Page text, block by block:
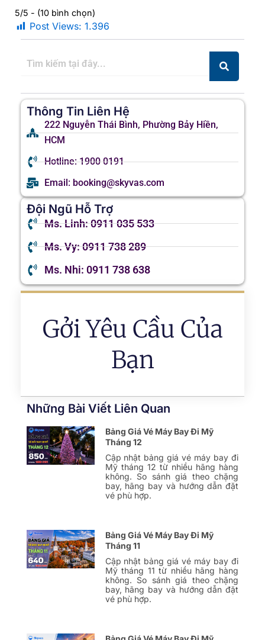
5/5 - (10 bình chọn)
Post Views: 1.396
Thông Tin Liên Hệ
222 Nguyễn Thái Bình, Phường Bảy Hiền,
HCM
Hotline: 1900 0191
Email: booking@skyvas.com
Đội Ngũ Hỗ Trợ
Ms. Linh: 0911 035 533
Ms. Vy: 0911 738 289
Ms. Nhi: 0911 738 638
Gởi Yêu Cầu Của
Bạn
Những Bài Viết Liên Quan
Bảng Giá Vé Máy Bay Đi Mỹ
Tháng 12
Cập nhật bảng giá vé máy bay đi
Mỹ tháng 12 từ nhiều hãng hàng
không. So sánh giá theo chặng
bay, hãng bay và hướng dẫn đặt
vé phù hợp.
Bảng Giá Vé Máy Bay Đi Mỹ
Tháng 11
Cập nhật bảng giá vé máy bay đi
Mỹ tháng 11 từ nhiều hãng hàng
không. So sánh giá theo chặng
bay, hãng bay và hướng dẫn đặt
vé phù hợp.